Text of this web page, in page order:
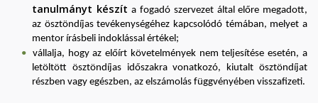
tanulmányt készíta fogadó szervezet által előre megadott,
az ösztöndíjas tevékenységéhez kapcsolódó témában, melyet a
mentor írásbeli indoklással értékel;
vállalja, hogy az előírt követelmények nem teljesítése esetén, a
letöltött ösztöndíjas időszakra vonatkozó, kiutalt ösztöndíjat
részben vagy egészben, az elszámolás függvényében visszafizeti.